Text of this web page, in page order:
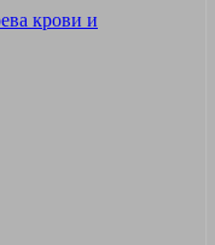
крови и